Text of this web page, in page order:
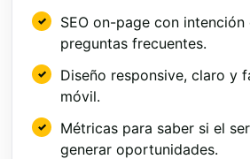
SEO on-page con
preguntas frecuentes.
Diseño responsive, claro y
móvil.
Métricas para saber si el
generar oportunidades.